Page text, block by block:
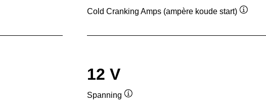
Cold Cranking Amps (ampère koude start)
de
12 V
Spanning